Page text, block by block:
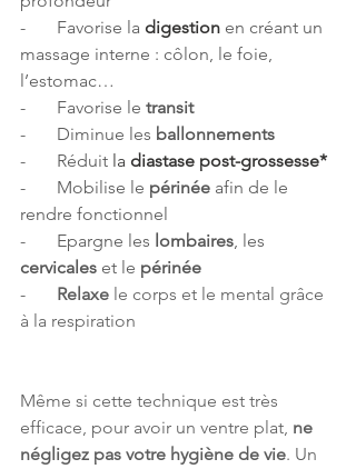
-       Favorise la digestion en créant un
massage interne : côlon, le foie,
l’estomac…
-       Favorise le transit
-       Diminue les ballonnements
-       Réduit la diastase post-grossesse*
-       Mobilise le périnée afin de le
rendre fonctionnel
-       Epargne les lombaires, les
cervicales et le périnée
- Relaxe le corps et le mental grâce
à la respiration
Même si cette technique est très
efficace, pour avoir un ventre plat, ne
négligez pas votre hygiène de vie. Un